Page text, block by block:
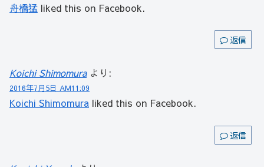
舟橋猛 liked this on Facebook.
返信
Koichi Shimomura より:
2016年7月5日 AM11:09
Koichi Shimomura liked this on Facebook.
返信